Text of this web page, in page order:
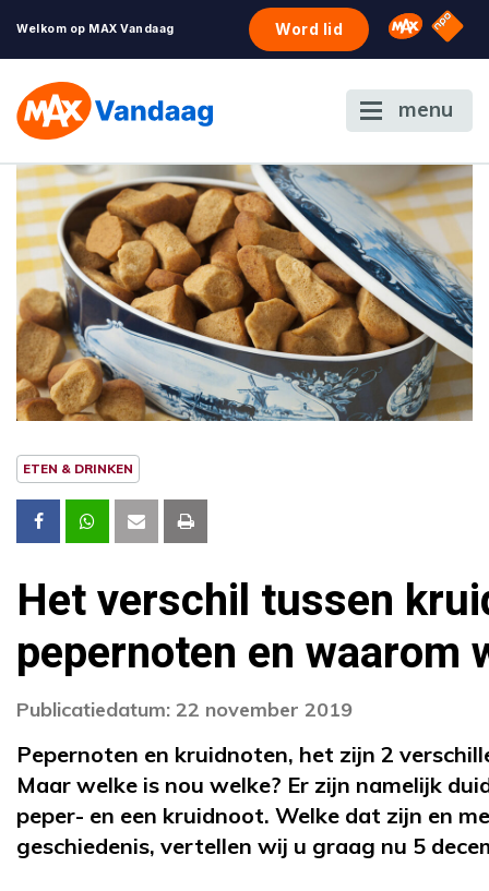
Welkom op MAX Vandaag Word lid Omroep
NPO
menu
ETEN & DRINKEN
Het verschil tussen
pepernoten en waarom
Publicatiedatum: 22 november 2019
Pepernoten en kruidnoten, het zijn 2
Maar welke is nou welke? Er zijn namelijk
peper- en een kruidnoot. Welke dat zijn en
geschiedenis, vertellen wij u graag nu 5